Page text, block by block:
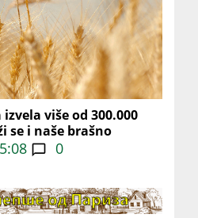
više od 300.000
se i naše brašno
0